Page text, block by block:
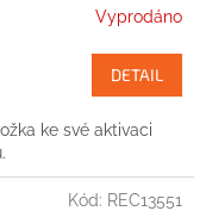
Vyprodáno
DETAIL
ke své aktivaci
Kód: REC13551